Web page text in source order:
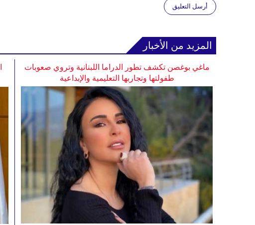
أرسل التعليق
المزيد من الأخبار
ماغي بوغصن تكشف تطور الدراما اللبنانية وتروي صعوبات
طفولتها وتجاربها التعليمية والإبداعية